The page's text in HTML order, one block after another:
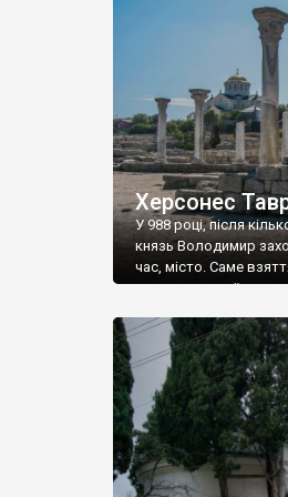
візантійської доби.
культурної
Офіційно – на
влада в Україні
Херсонес
У 988 році, після
князь Володимир
час, місто. Саме
диктувати свої умови
Херсонесі
християнином. А
Херсонесу